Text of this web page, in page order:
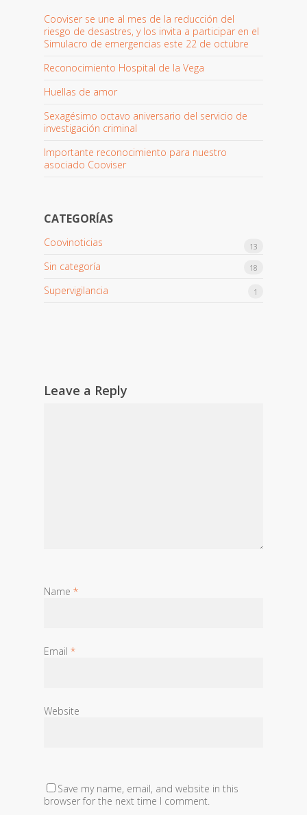
Cooviser se une al mes de la reducción del
riesgo de desastres, y los invita a participar en el
Simulacro de emergencias este 22 de octubre
Reconocimiento Hospital de la Vega
Huellas de amor
Sexagésimo octavo aniversario del servicio de
investigación criminal
Importante reconocimiento para nuestro
asociado Cooviser
CATEGORÍAS
Coovinoticias 13
Sin categoría 18
Supervigilancia 1
Leave a Reply
Name *
Email *
Website
Save my name, email, and website in this
browser for the next time I comment.